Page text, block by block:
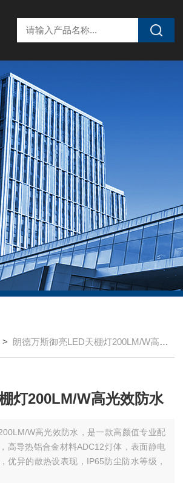
> 朗德万斯御亮LED天棚灯200LM/W高光效防水
灯200LM/W高光效防水
W高光效防水，是一款高颜值专业配
高导热铝合金材料ADC12灯体，表面静电
优异的散热设表现，IP65防尘防水等级，